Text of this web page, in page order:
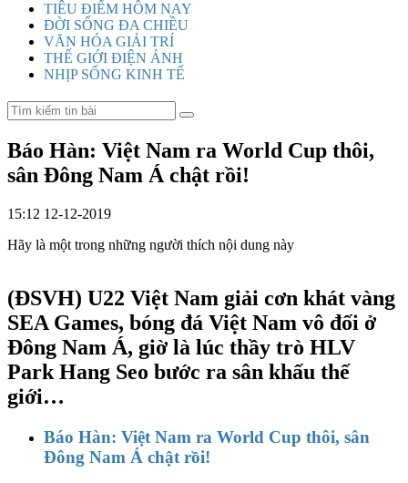
TIÊU ĐIỂM HÔM NAY
ĐỜI SỐNG ĐA CHIỀU
VĂN HÓA GIẢI TRÍ
THẾ GIỚI ĐIỆN ẢNH
NHỊP SỐNG KINH TẾ
Báo Hàn: Việt Nam ra World Cup thôi,
sân Đông Nam Á chật rồi!
15:12 12-12-2019
Hãy là một trong những người thích nội dung này
(ĐSVH) U22 Việt Nam giải cơn khát vàng
SEA Games, bóng đá Việt Nam vô đối ở
Đông Nam Á, giờ là lúc thầy trò HLV
Park Hang Seo bước ra sân khấu thế
giới…
Báo Hàn: Việt Nam ra World Cup thôi, sân
Đông Nam Á chật rồi!